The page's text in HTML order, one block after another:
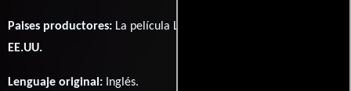
Paises productores: La película Little Red fué producida en
EE.UU.
Lenguaje original: Inglés.